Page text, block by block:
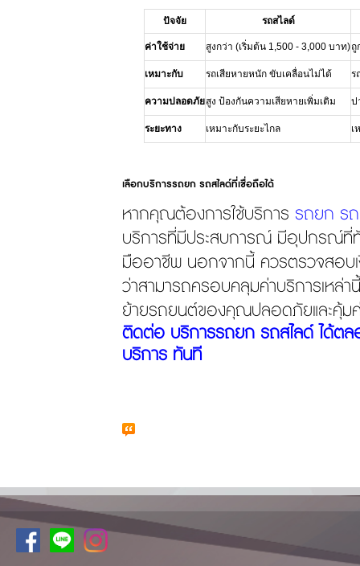
ปัจจัย รถสไลด์
ค่าใช้จ่าย สูงกว่า (เริ่มต้น 1,500 - 3,000 บาท)ถู
เหมาะกับ รถเสียหายหนัก ขับเคลื่อนไม่ได้ ร
ความปลอดภัยสูง ป้องกันความเสียหายเพิ่มเติม ป
ระยะทาง เหมาะกับระยะไกล เ
เลือกบริการรถยก รถสไลด์ที่เชื่อถือได้
หากคุณต้องการใช้บริการ รถยก ร
บริการที่มีประสบการณ์ มีอุปกรณ์ที่ทั
มืออาชีพ นอกจากนี้ ควรตรวจสอบ
ว่าสามารถครอบคลุมค่าบริการเหล่า
ย้ายรถยนต์ของคุณปลอดภัยและคุ้ม
ติดต่อ บริการรถยก รถสไลด์ ได้ตล
บริการ ทันที